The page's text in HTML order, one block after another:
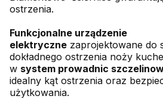
ostrzenia.
Funkcjonalne urządzenie
elektryczne zaprojektowane do
dokładnego ostrzenia noży
w system prowadnic
idealny kąt ostrzenia oraz
użytkowania.